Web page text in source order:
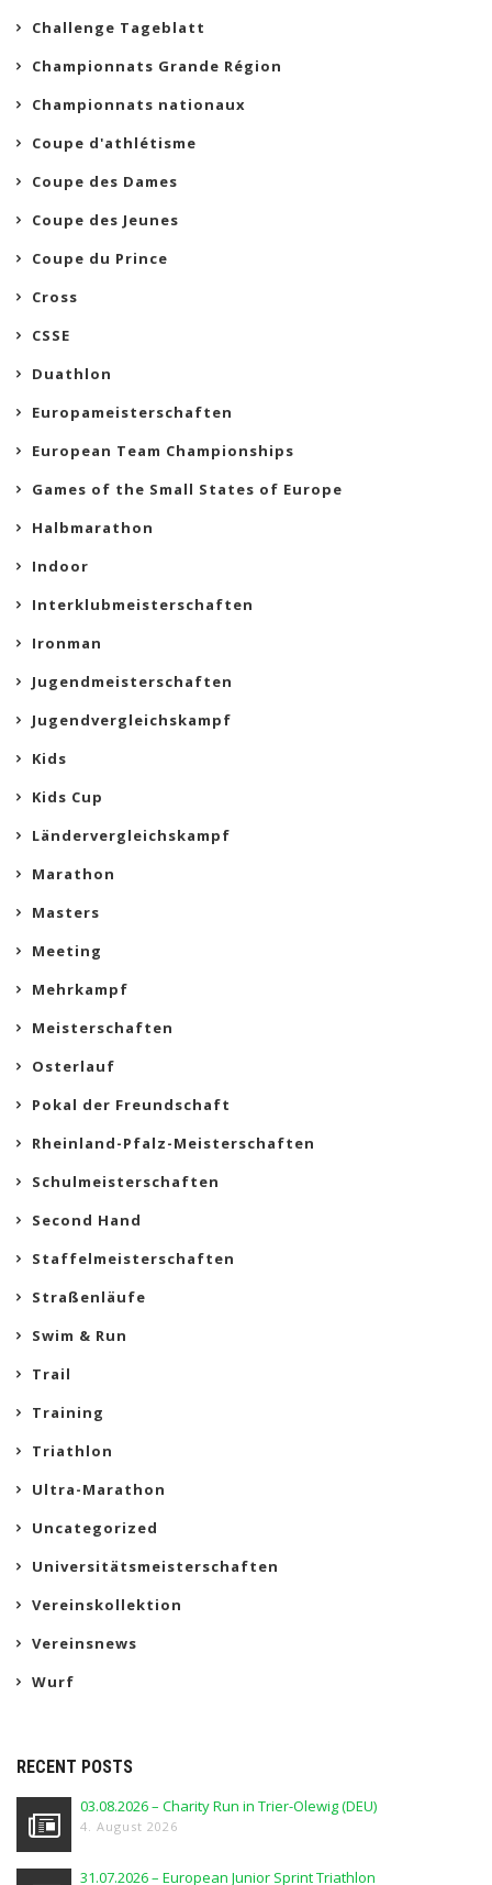
Challenge Tageblatt
Championnats Grande Région
Championnats nationaux
Coupe d'athlétisme
Coupe des Dames
Coupe des Jeunes
Coupe du Prince
Cross
CSSE
Duathlon
Europameisterschaften
European Team Championships
Games of the Small States of Europe
Halbmarathon
Indoor
Interklubmeisterschaften
Ironman
Jugendmeisterschaften
Jugendvergleichskampf
Kids
Kids Cup
Ländervergleichskampf
Marathon
Masters
Meeting
Mehrkampf
Meisterschaften
Osterlauf
Pokal der Freundschaft
Rheinland-Pfalz-Meisterschaften
Schulmeisterschaften
Second Hand
Staffelmeisterschaften
Straßenläufe
Swim & Run
Trail
Training
Triathlon
Ultra-Marathon
Uncategorized
Universitätsmeisterschaften
Vereinskollektion
Vereinsnews
Wurf
RECENT POSTS
03.08.2026 – Charity Run in Trier-Olewig (DEU)
4. August 2026
31.07.2026 – European Junior Sprint Triathlon